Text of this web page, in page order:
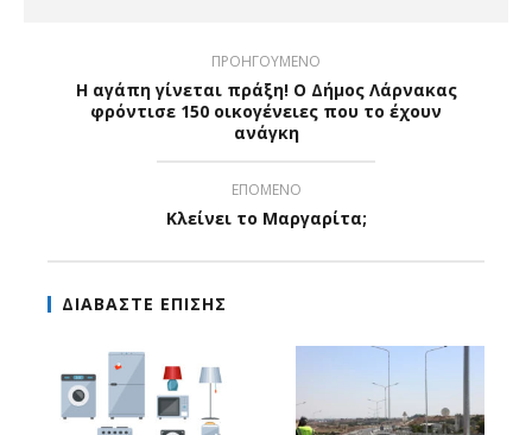
ΠΡΟΗΓΟΥΜΕΝΟ
Η αγάπη γίνεται πράξη! Ο Δήμος Λάρνακας
φρόντισε 150 οικογένειες που το έχουν
ανάγκη
ΕΠΟΜΕΝΟ
Κλείνει το Μαργαρίτα;
ΔΙΑΒΑΣΤΕ ΕΠΙΣΗΣ